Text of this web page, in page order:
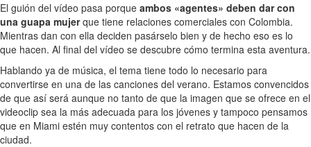
El guión del vídeo pasa porque ambos «agentes» deben dar con
una guapa mujerque tiene relaciones comerciales con Colombia.
Mientras dan con ella deciden pasárselo bien y de hecho eso es lo
que hacen. Al final del vídeo se descubre cómo termina esta aventura.
Hablando ya de música, el tema tiene todo lo necesario para
convertirse en una de las canciones del verano. Estamos convencidos
de que así será aunque no tanto de que la imagen que se ofrece en el
videoclip sea la más adecuada para los jóvenes y tampoco pensamos
que en Miami estén muy contentos con el retrato que hacen de la
ciudad.